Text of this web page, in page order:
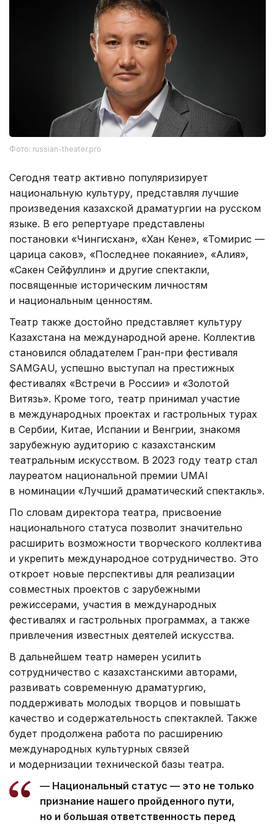
Фото: russian-theater.pro
Сегодня театр активно популяризирует
национальную культуру, представляя лучшие
произведения казахской драматургии на русском
языке. В его репертуаре представлены
постановки «Чингисхан», «Хан Кене», «Томирис —
царица саков», «Последнее покаяние», «Алия»,
«Сакен Сейфуллин» и другие спектакли,
посвященные историческим личностям
и национальным ценностям.
Театр также достойно представляет культуру
Казахстана на международной арене. Коллектив
становился обладателем Гран-при фестиваля
SAMGAU, успешно выступал на престижных
фестивалях «Встречи в России» и «Золотой
Витязь». Кроме того, театр принимал участие
в международных проектах и гастрольных турах
в Сербии, Китае, Испании и Венгрии, знакомя
зарубежную аудиторию с казахстанским
театральным искусством. В 2023 году театр стал
лауреатом национальной премии UMAI
в номинации «Лучший драматический спектакль».
По словам директора театра, присвоение
национального статуса позволит значительно
расширить возможности творческого коллектива
и укрепить международное сотрудничество. Это
откроет новые перспективы для реализации
совместных проектов с зарубежными
режиссерами, участия в международных
фестивалях и гастрольных программах, а также
привлечения известных деятелей искусства.
В дальнейшем театр намерен усилить
сотрудничество с казахстанскими авторами,
развивать современную драматургию,
поддерживать молодых творцов и повышать
качество и содержательность спектаклей. Также
будет продолжена работа по расширению
международных культурных связей
и модернизации технической базы театра.
— Национальный статус — это не только
признание нашего пройденного пути,
но и большая ответственность перед